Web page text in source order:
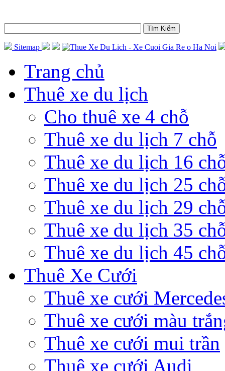
Sitemap
Trang chủ
Thuê xe du lịch
Cho thuê xe 4 chỗ
Thuê xe du lịch 7 chỗ
Thuê xe du lịch 16
Thuê xe du lịch 25
Thuê xe du lịch 29
Thuê xe du lịch 35
Thuê xe du lịch 45
Thuê Xe Cưới
Thuê xe cưới
Thuê xe cưới màu
Thuê xe cưới mui trần
Thuê xe cưới Audi